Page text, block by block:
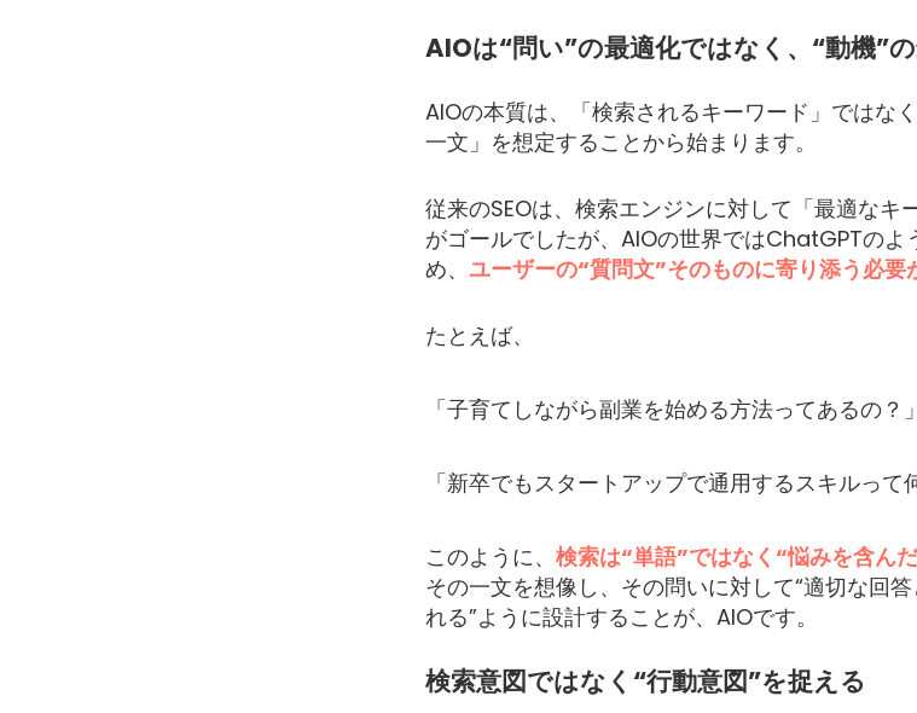
AIOは“問い”の最適化ではなく、“動機”
AIOの本質は、「検索されるキーワード」ではな
一文」を想定することから始まります。
従来のSEOは、検索エンジンに対して「最適なキ
がゴールでしたが、AIOの世界ではChatGPTのよ
め、 ユーザーの“質問文”そのものに寄り添う必要
たとえば、
「子育てしながら副業を始める方法ってあるの？」
「新卒でもスタートアップで通用するスキルって
このように、 検索は“単語”ではなく“悩みを含ん
その一文を想像し、その問いに対して“適切な回
れる”ように設計することが、AIOです。
検索意図ではなく“行動意図”を捉える